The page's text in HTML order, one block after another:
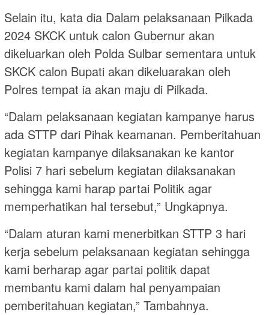
Selain itu, kata dia Dalam pelaksanaan Pilkada
2024 SKCK untuk calon Gubernur akan
dikeluarkan oleh Polda Sulbar sementara untuk
SKCK calon Bupati akan dikeluarakan oleh
Polres tempat ia akan maju di Pilkada.
“Dalam pelaksanaan kegiatan kampanye harus
ada STTP dari Pihak keamanan. Pemberitahuan
kegiatan kampanye dilaksanakan ke kantor
Polisi 7 hari sebelum kegiatan dilaksanakan
sehingga kami harap partai Politik agar
memperhatikan hal tersebut,” Ungkapnya.
“Dalam aturan kami menerbitkan STTP 3 hari
kerja sebelum pelaksanaan kegiatan sehingga
kami berharap agar partai politik dapat
membantu kami dalam hal penyampaian
pemberitahuan kegiatan,” Tambahnya.